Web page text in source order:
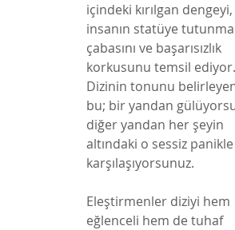
içindeki kırılgan dengeyi,
insanın statüye tutunma
çabasını ve başarısızlık
korkusunu temsil ediyor.
Dizinin tonunu
bu; bir yandan
diğer yandan her şeyin
altındaki o sessiz panikle
karşılaşıyorsunuz.
Eleştirmenler diziyi hem
eğlenceli hem de tuhaf